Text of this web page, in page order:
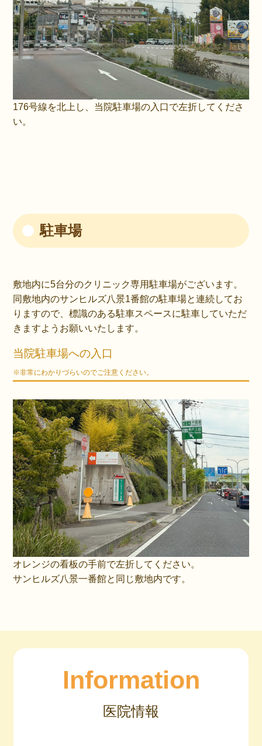
176号線を北上し、当院駐車場の入口で左折してくださ
い。
駐車場
敷地内に5台分のクリニック専用駐車場がございます。
同敷地内のサンヒルズ八景1番館の駐車場と連続してお
りますので、標識のある駐車スペースに駐車していただ
きますようお願いいたします。
当院駐車場への入口
※非常にわかりづらいのでご注意ください。
オレンジの看板の手前で左折してください。
サンヒルズ八景一番館と同じ敷地内です。
Information
医院情報